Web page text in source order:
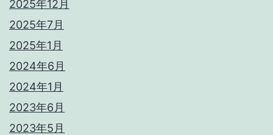
2025年12月
2025年7月
2025年1月
2024年6月
2024年1月
2023年6月
2023年5月